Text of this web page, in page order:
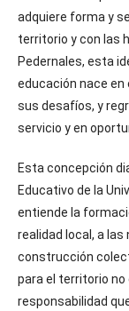
adquiere forma y
territorio y con las
Pedernales, esta
educación nace en
sus desafíos, y
servicio y en
Esta concepción
Educativo de la
entiende la
realidad local, a las
construcción
para el territorio no
responsabilidad